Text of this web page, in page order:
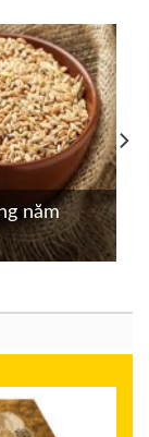
năm